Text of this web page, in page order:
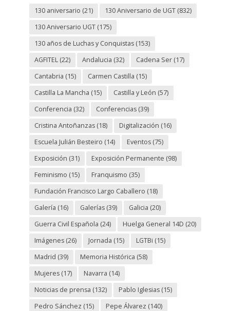
130 aniversario (21) 130 Aniversario de UGT(832)
130 Aniversario UGT(175)
130 años de Luchas y Conquistas(153)
AGFITEL(22) Andalucia (32) Cadena Ser(17)
Cantabria (15) Carmen Castilla (15)
Castilla La Mancha (15) Castilla y León (57)
Conferencia (32) Conferencias(39)
Cristina Antoñanzas(18) Digitalización (16)
Escuela Julián Besteiro (14) Eventos(75)
Exposición (31) Exposición Permanente (98)
Feminismo (15) Franquismo (35)
Fundación Francisco Largo Caballero (18)
Galería (16) Galerías(39) Galicia (20)
Guerra Civil Española (24) Huelga General 14D (20)
Imágenes(26) Jornada (15) LGTBi (15)
Madrid (39) Memoria Histórica (58)
Mujeres(17) Navarra (14)
Noticias de prensa (132) Pablo Iglesias(15)
Pedro Sánchez (15) Pepe Álvarez (140)